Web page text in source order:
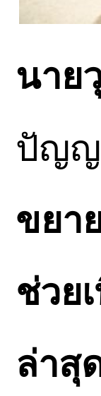
นาย
ปัญญ
ขยา
ช่วย
ล่าสุ